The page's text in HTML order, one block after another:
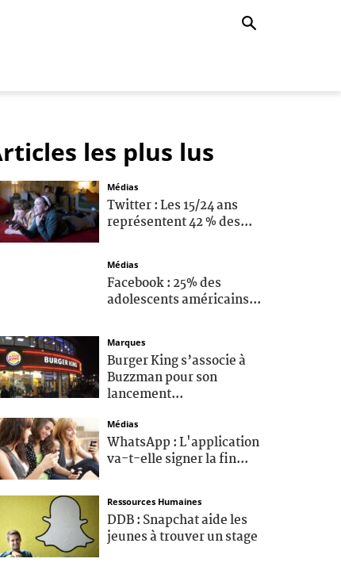
les plus lus
Médias
Twitter : Les 15/24 ans
représentent 42 % des...
Médias
Facebook : 25% des
adolescents américains...
Marques
Burger King s’associe à
Buzzman pour son
lancement...
Médias
WhatsApp : L'application
va-t-elle signer la fin...
Ressources Humaines
DDB : Snapchat aide les
jeunes à trouver un stage